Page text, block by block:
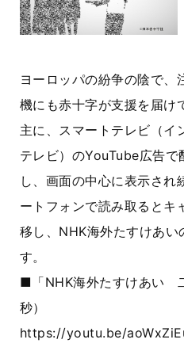
ヨーロッパの紛争の陰で、
機にも赤十字が支援を届け
主に、スマートテレビ（イ
テレビ）のYouTube広告で
し、画面の中心に表示され
ートフォンで読み取るとキ
移し、NHK海外たすけあい
す。
■「NHK海外たすけあい
秒）
https://youtu.be/